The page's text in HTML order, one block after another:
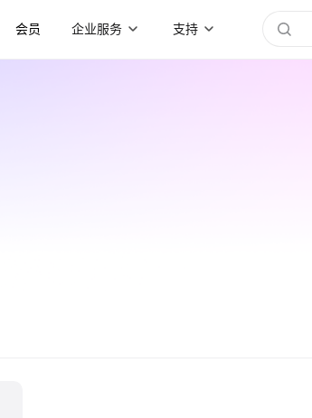
会员 企业服务 支持